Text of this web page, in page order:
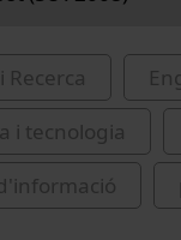
Recerca
i tecnologia